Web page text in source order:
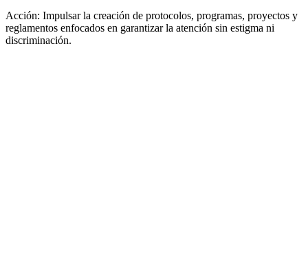
Acción: Impulsar la creación de protocolos, programas, proyectos y
reglamentos enfocados en garantizar la atención sin estigma ni
discriminación.